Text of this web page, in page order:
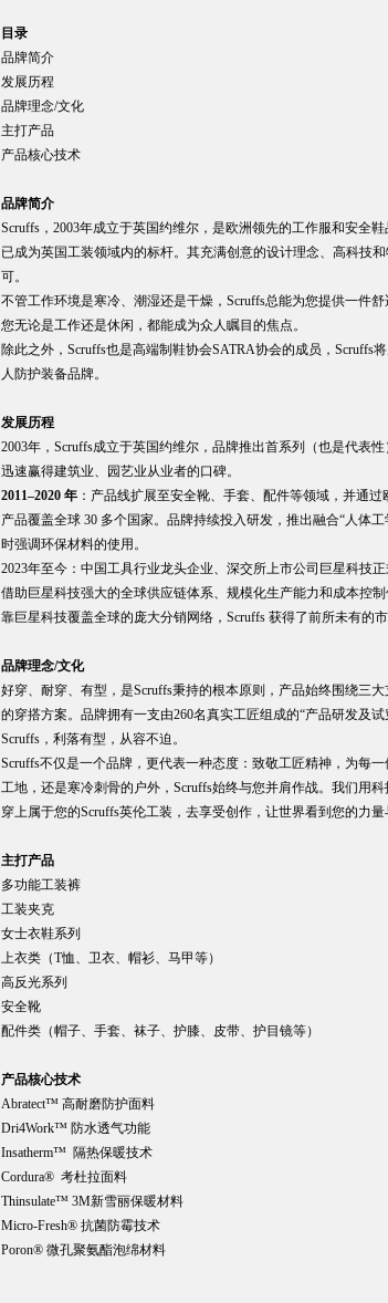
目录
品牌简介
发展历程
品牌理念/文化
主打产品
产品核心技术
品牌简介
Scruffs，2003年成立于英国约维尔，是欧洲领先的工作服和安全
已成为英国工装领域内的标杆。其充满创意的设计理念、高科技
可。
不管工作环境是寒冷、潮湿还是干燥，Scruffs总能为您提供一件
您无论是工作还是休闲，都能成为众人瞩目的焦点。
除此之外，Scruffs也是高端制鞋协会SATRA协会的成员，
人防护装备品牌。
发展历程
2003年，Scruffs成立于英国约维尔，品牌推出首系列（也是代表
迅速赢得建筑业、园艺业从业者的口碑。
2011–2020 年：产品线扩展至安全靴、手套、配件等领域，并通
产品覆盖全球 30 多个国家。品牌持续投入研发，推出融合“人体
时强调环保材料的使用。
2023年至今：中国工具行业龙头企业、深交所上市公司巨星科技
借助巨星科技强大的全球供应链体系、规模化生产能力和成本控
靠巨星科技覆盖全球的庞大分销网络，Scruffs 获得了前所未有的
品牌理念/文化
好穿、耐穿、有型，是Scruffs秉持的根本原则，产品始终围绕三
的穿搭方案。品牌拥有一支由260名真实工匠组成的“产品研发及
Scruffs，利落有型，从容不迫。
Scruffs不仅是一个品牌，更代表一种态度：致敬工匠精神，为每
工地，还是寒冷刺骨的户外，Scruffs始终与您并肩作战。我们用
穿上属于您的Scruffs英伦工装，去享受创作，让世界看到您的力量
主打产品
多功能工装裤
工装夹克
女士衣鞋系列
上衣类（T恤、卫衣、帽衫、马甲等）
高反光系列
安全靴
配件类（帽子、手套、袜子、护膝、皮带、护目镜等）
产品核心技术
Abratect™ 高耐磨防护面料
Dri4Work™ 防水透气功能
Insatherm™ 隔热保暖技术
Cordura® 考杜拉面料
Thinsulate™ 3M新雪丽保暖材料
Micro-Fresh® 抗菌防霉技术
Poron® 微孔聚氨酯泡绵材料